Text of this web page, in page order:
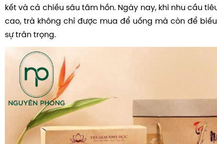
kết và cả chiều sâu tâm hồn. Ngày nay, khi nhu cầu
cao, trà không chỉ được mua để uống mà còn để
sự trân trọng.